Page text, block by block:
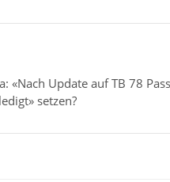
«Nach Update auf TB 78
setzen?